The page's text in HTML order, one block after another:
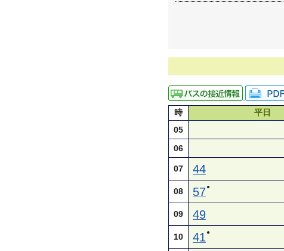
時 平日
05
06
07 44
08 57●
09 49
10 41 ●